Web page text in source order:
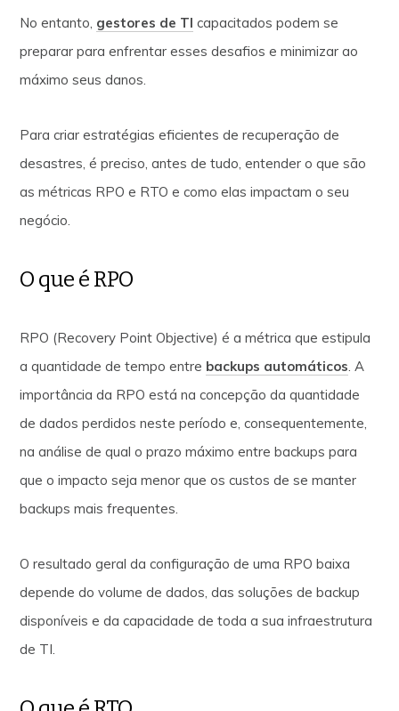
No entanto, gestores de TI capacitados podem se
preparar para enfrentar esses desafios e minimizar ao
máximo seus danos.
Para criar estratégias eficientes de recuperação de
desastres, é preciso, antes de tudo, entender o que são
as métricas RPO e RTO e como elas impactam o seu
negócio.
O que é RPO
RPO (Recovery Point Objective) é a métrica que estipula
a quantidade de tempo entre backups automáticos. A
importância da RPO está na concepção da quantidade
de dados perdidos neste período e, consequentemente,
na análise de qual o prazo máximo entre backups para
que o impacto seja menor que os custos de se manter
backups mais frequentes.
O resultado geral da configuração de uma RPO baixa
depende do volume de dados, das soluções de backup
disponíveis e da capacidade de toda a sua infraestrutura
de TI.